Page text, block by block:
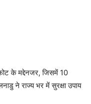
के मद्देनजर, जिसमें 10
ने राज्य भर में सुरक्षा उपाय